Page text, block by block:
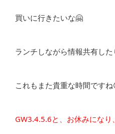
買いに行きたいな🤗
ランチしながら情報共有し
これもまた貴重な時間ですね
GW3.4.5.6と、お休みになり、